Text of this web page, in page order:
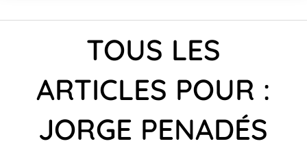
TOUS LES
ARTICLES POUR :
JORGE PENADÉS